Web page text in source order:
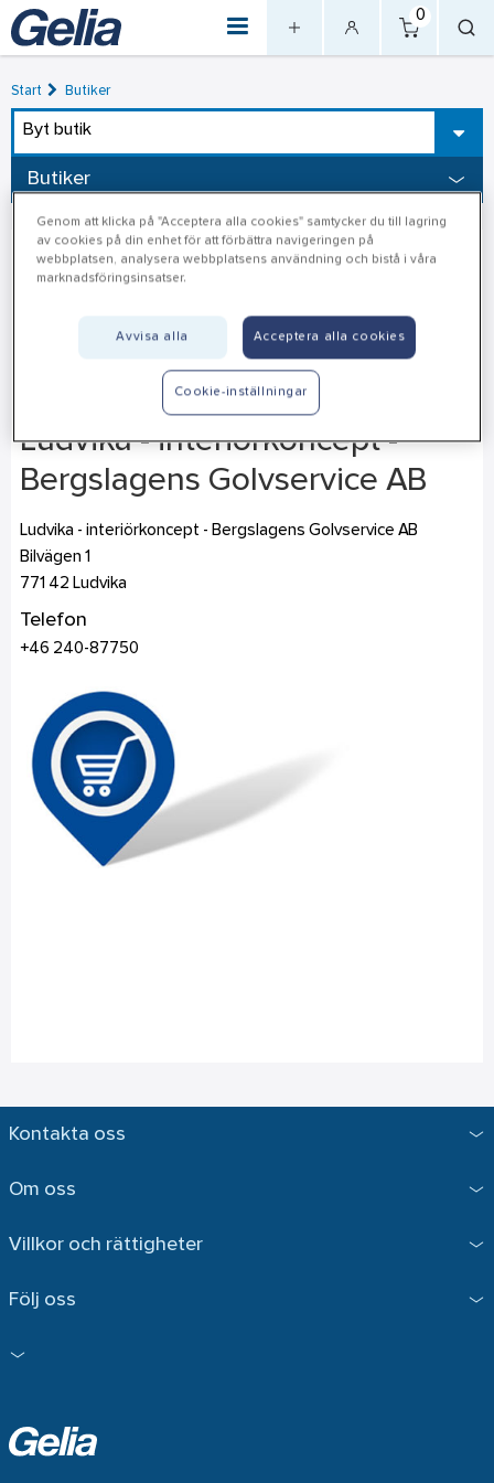
0
Start Butiker
Byt butik
Butiker
Ludvika - interiörkoncept -
Bergslagens Golvservice AB
Ludvika - interiörkoncept - Bergslagens Golvservice AB
Bilvägen 1
771 42 Ludvika
Telefon
+46 240-87750
Kontakta oss
Om oss
Villkor och rättigheter
Följ oss
Genom att klicka på "Acceptera alla cookies" samtycker du till lagring
av cookies på din enhet för att förbättra navigeringen på
webbplatsen, analysera webbplatsens användning och bistå i våra
marknadsföringsinsatser.
Avvisa alla Acceptera alla cookies
Cookie-inställningar